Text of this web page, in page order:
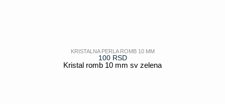
KRISTALNA PERLA ROMB 10 MM
100 RSD
Kristal romb 10 mm sv zelena